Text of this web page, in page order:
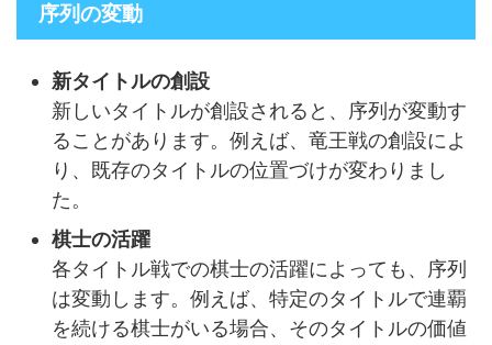
序列の変動
新タイトルの創設
新しいタイトルが創設されると、序列が変動す
ることがあります。例えば、竜王戦の創設によ
り、既存のタイトルの位置づけが変わりまし
た。
棋士の活躍
各タイトル戦での棋士の活躍によっても、序列
は変動します。例えば、特定のタイトルで連覇
を続ける棋士がいる場合、そのタイトルの価値